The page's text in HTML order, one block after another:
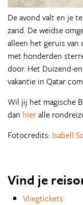
De avond valt en je
zand. De weidse
alleen het geruis
met honderden
door. Het Duizend-
vakantie in Qatar
Wil jij het magische
dan hieralle
Fotocredits: Isabell
Vind je
Vliegtickets